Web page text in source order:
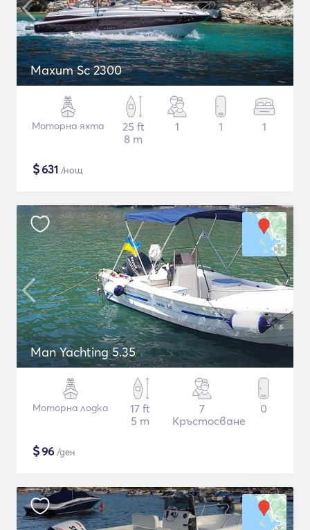
Maxum Sc 2300
Моторна яхта
25 ft
8 m
1 1 1
$631 /нощ
Man Yachting 5.35
Моторна лодка
17 ft
5 m
7
Кръстосване
0
$96 /ден